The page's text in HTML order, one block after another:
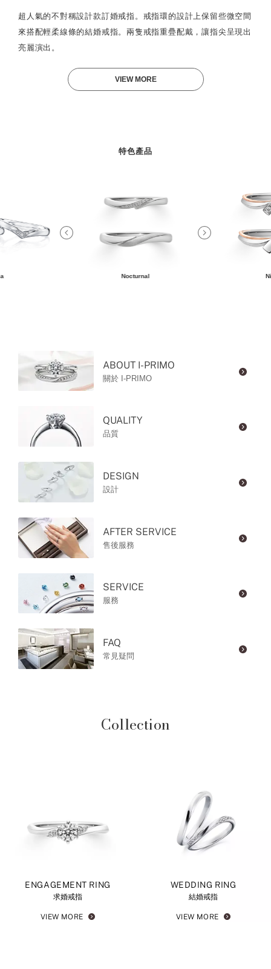
超人氣的不對稱設計款訂婚戒指。戒指環的設計上保留些微空間
來搭配輕柔線條的結婚戒指。兩隻戒指重疊配戴，讓指尖呈現出
亮麗演出。
VIEW MORE
特色產品
Nocturnal
ABOUT I-PRIMO
關於 I-PRIMO
QUALITY
品質
DESIGN
設計
AFTER SERVICE
售後服務
SERVICE
服務
FAQ
常見疑問
Collection
ENGAGEMENT RING
求婚戒指
VIEW MORE
WEDDING RING
結婚戒指
VIEW MORE